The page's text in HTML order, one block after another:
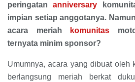
peringatananniversary
impian setiap anggotanya.
acara meriah
komunitas
ternyata minim sponsor?
Umumnya, acara yang dibuat oleh
berlangsung meriah berkat